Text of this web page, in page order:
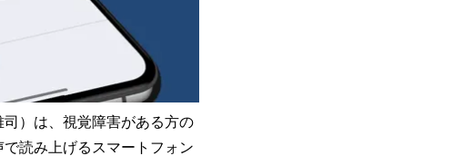
）は、視覚障害がある方の
読み上げるスマートフォン